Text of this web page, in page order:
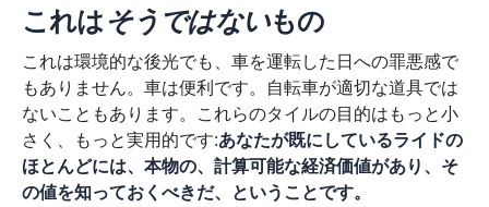
これは そうではないもの
これは環境的な後光でも、車を運転した日への罪悪感で
もありません。車は便利です。自転車が適切な道具では
ないこともあります。これらのタイルの目的はもっと小
さく、もっと実用的です:あなたが既にしているライドの
ほとんどには、本物の、計算可能な経済価値があり、そ
の値を知っておくべきだ、ということです。